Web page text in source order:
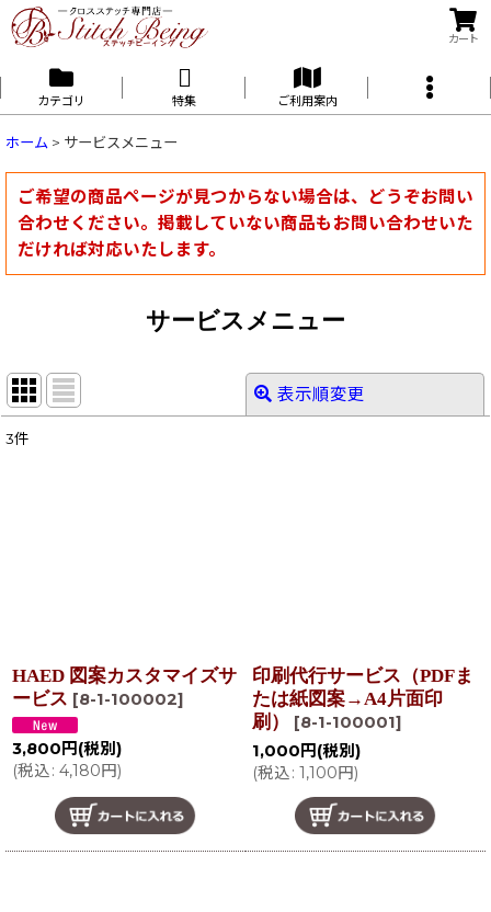
カート
カテゴリ 特集 ご利用案内
ホーム > サービスメニュー
ご希望の商品ページが見つからない場合は、どうぞお問い
合わせください。掲載していない商品もお問い合わせいた
だければ対応いたします。
サービスメニュー
表示順変更
3件
HAED 図案カスタマイズサ
ービス [8-1-100002]
3,800 円 (税別)
(税込: 4,180円)
印刷代行サービス（PDFま
たは紙図案→A4片面印
刷）
[8-1-100001]
1,000 円 (税別)
(税込: 1,100円)